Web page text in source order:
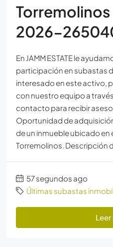
2026-
En JAMM ESTATE le
participación en subastas
interesado en este activo,
con nuestro equipo a
contacto para recibir
Oportunidad de
de un inmueble ubicado en
Torremolinos. Descripción
57 segundos ago
Últimas subastas
Leer